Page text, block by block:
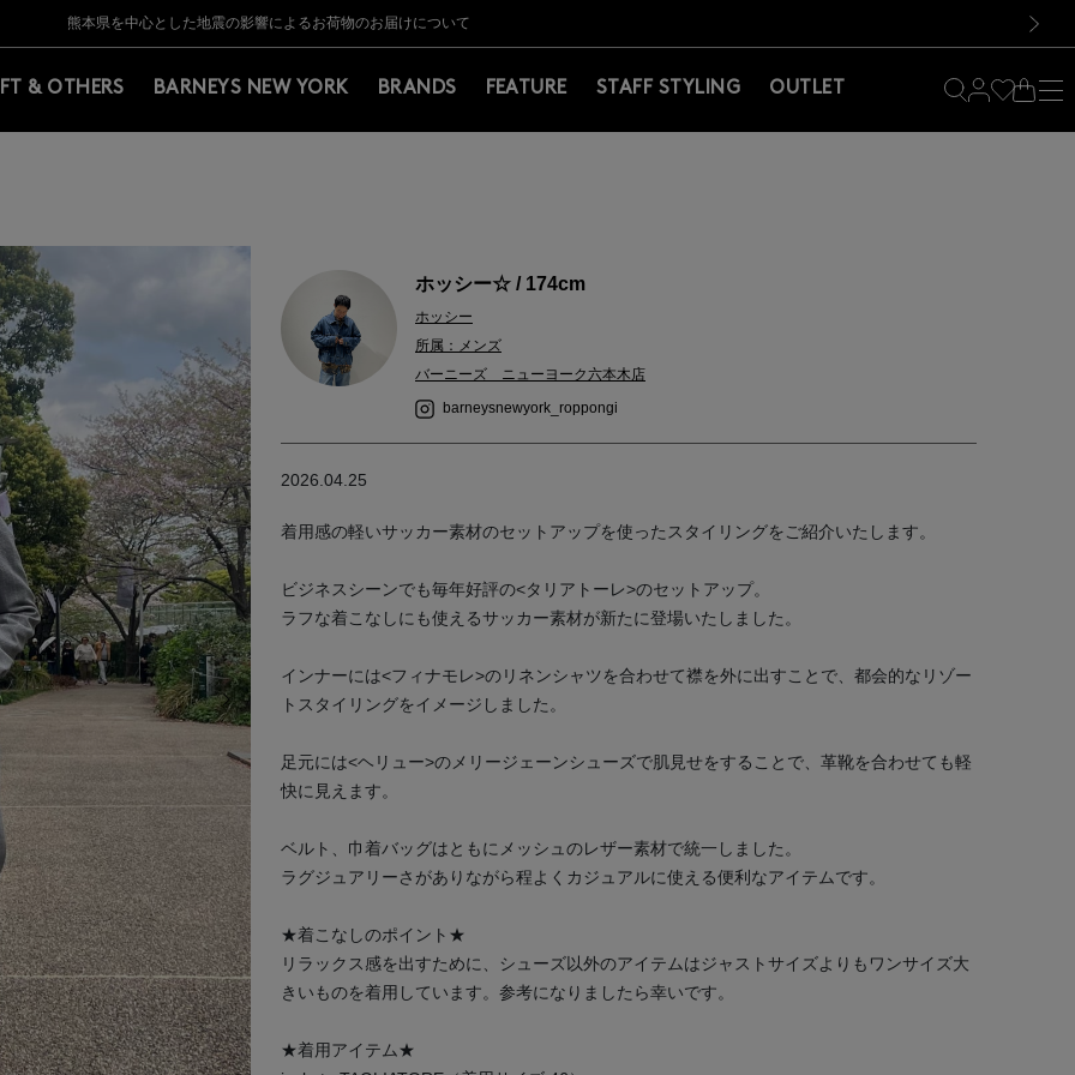
BARNEYS＞会員のお客様は11,000円（税込）以上のお買上げで常時送料無料！お買い物の際は会員登録を！
【夏季休業に伴う返品・交換承り一時停止のお知らせ】（2026.8.5）
熊本県を中心とした地震の影響によるお荷物のお届けについて
【開催中】SUMMER SALEのご案内・ご注意事項
BARNEYS＞会員のお客様は11,000円（税込）以上のお買上げで常時送料無料！お買い物の際は会員登録を！
【夏季休業に伴う返品・交換承り一時停止のお知らせ】（2026.8.5）
& OTHERS BARNEYS NEW YORK BRANDS FEATURE STAFF STYLING OUTLET
次の画像
ホッシー☆ / 174cm
ホッシー
所属：メンズ
バーニーズ ニューヨーク六本木店
barneysnewyork_roppongi
2026.04.25
着用感の軽いサッカー素材のセットアップを使ったスタイリングをご紹介いたします。
ビジネスシーンでも毎年好評の<タリアトーレ>のセットアップ。
ラフな着こなしにも使えるサッカー素材が新たに登場いたしました。
インナーには<フィナモレ>のリネンシャツを合わせて襟を外に出すことで、都会的なリゾー
トスタイリングをイメージしました。
足元には<ヘリュー>のメリージェーンシューズで肌見せをすることで、革靴を合わせても軽
快に見えます。
ベルト、巾着バッグはともにメッシュのレザー素材で統一しました。
ラグジュアリーさがありながら程よくカジュアルに使える便利なアイテムです。
★着こなしのポイント★
リラックス感を出すために、シューズ以外のアイテムはジャストサイズよりもワンサイズ大
きいものを着用しています。参考になりましたら幸いです。
★着用アイテム★